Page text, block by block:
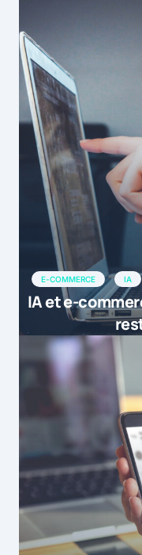
E-COMMERCE IA
IA et e-